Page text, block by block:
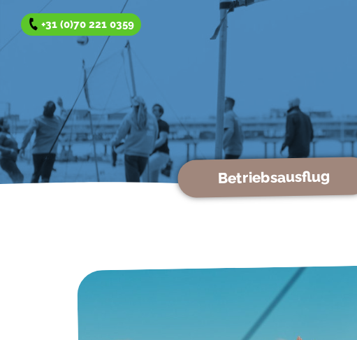
+31 (0)70 221 0359
Betriebsausflug